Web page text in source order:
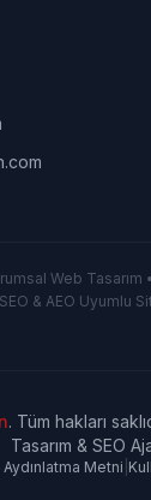
Web Tasarım
& AEO Uyumlu
. Tüm hakları
Tasarım & SEO
Aydınlatma Metni